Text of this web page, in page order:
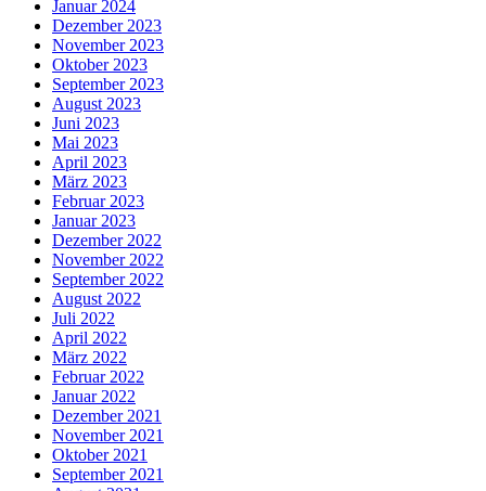
Januar 2024
Dezember 2023
November 2023
Oktober 2023
September 2023
August 2023
Juni 2023
Mai 2023
April 2023
März 2023
Februar 2023
Januar 2023
Dezember 2022
November 2022
September 2022
August 2022
Juli 2022
April 2022
März 2022
Februar 2022
Januar 2022
Dezember 2021
November 2021
Oktober 2021
September 2021